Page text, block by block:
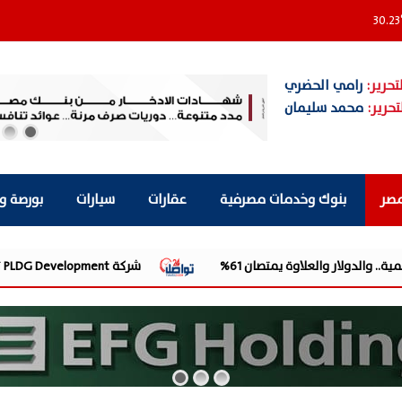
30.23
رامي الحضري
محمد سليمان
بنوك وخدمات مصرفية عقارات سيارات بورصة
شركة PLDG Development تفتح باب الحجز للمرحلة الثانية من مشروع «إطلالة» بمدينة أكتوبر الجديدة